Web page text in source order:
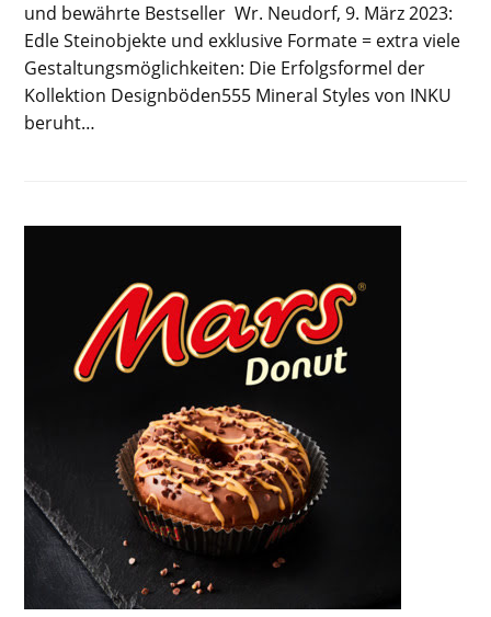
und bewährte Bestseller Wr. Neudorf, 9. März 2023:
Edle Steinobjekte und exklusive Formate = extra viele
Gestaltungsmöglichkeiten: Die Erfolgsformel der
Kollektion Designböden555 Mineral Styles von INKU
beruht…